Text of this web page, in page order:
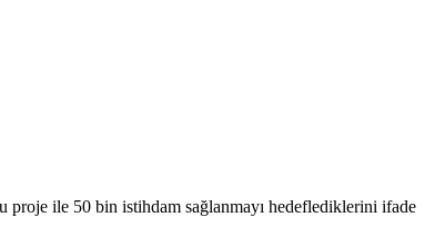
proje ile 50 bin istihdam sağlanmayı hedeflediklerini ifade